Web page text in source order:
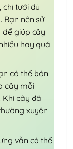
chỉ tưới đủ
Bạn nên sử
để giúp cây
hay quá
có thể bón
cây mỗi
Khi cây đã
xuyên
vẫn có thể